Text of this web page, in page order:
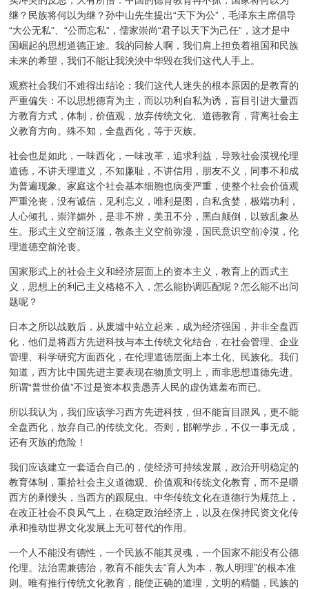
继？民族将何以为继？孙中山先生提出“天下为公”，毛泽东主席倡导
“大公无私”、“公而忘私”，儒家崇尚“君子以天下为己任”，这才是中
国崛起的思想道德正途。我的同龄人啊，我们肩上担负着祖国和民族
未来的希望，我们不能让我泱泱中华毁在我们这代人手上。
观察社会我们不难得出结论：我们这代人迷失的根本原因的是教育的
严重偏失：不以思想德育为主，而以功利自私为诱，盲目引进大量西
方教育方式，体制，价值观，放弃传统文化、道德教育，背离社会主
义教育方向。殊不知，全盘西化，等于灭族。
社会也是如此，一味西化，一味改革，追求利益，导致社会漠视伦理
道德，不讲天理道义，不知廉耻，不讲信用，朋友不义，同事不和成
为普遍现象。家庭这个社会基本细胞也病变严重，使整个社会价值观
严重沦丧，没有诚信，见利忘义，唯利是图，自私贪婪，极端功利，
人心倾扎，崇洋媚外，是非不辨，美丑不分，黑白颠倒，以致乱象丛
生。形式主义空前泛滥，教条主义空前弥漫，国民意识空前冷漠，伦
理道德空前沦丧。
国家形式上的社会主义和经济层面上的资本主义，教育上的西式主
义，思想上的利己主义格格不入，怎么能协调匹配呢？怎么能不出问
题呢？
日本之所以战败后，从废墟中站立起来，成为经济强国，并非全盘西
化，他们是将西方先进科技与本土传统文化结合，在社会管理、企业
管理、科学研究方面西化，在伦理道德层面上本土化、民族化。我们
知道，西方比中国先进主要表现在物质文明上，而非思想道德先进。
所谓“普世价值”不过是资本权贵愚弄人民的虚伪遮羞布而已。
所以我认为，我们应该学习西方先进科技，但不能盲目跟风，更不能
全盘西化，放弃自己的传统文化。否则，邯郸学步，不仅一事无成，
还有灭族的危险！
我们应该建立一套适合自己的，使经济可持续发展，政治开明稳定的
教育体制，重拾社会主义道德观、价值观和传统文化教育，而不是嚼
西方的剩馒头，当西方的跟屁虫。中华传统文化在道德行为规范上，
在改正社会不良风气上，在稳定政治经济上，以及在保持民资文化传
承和推动世界文化发展上无可替代的作用。
一个人不能没有德性，一个民族不能其灵魂，一个国家不能没有公德
伦理。法治需兼德治，教育不能失去“育人为本，教人明理”的根本准
则。唯有推行传统文化教育，能使正确的道理，文明的精髓，民族的